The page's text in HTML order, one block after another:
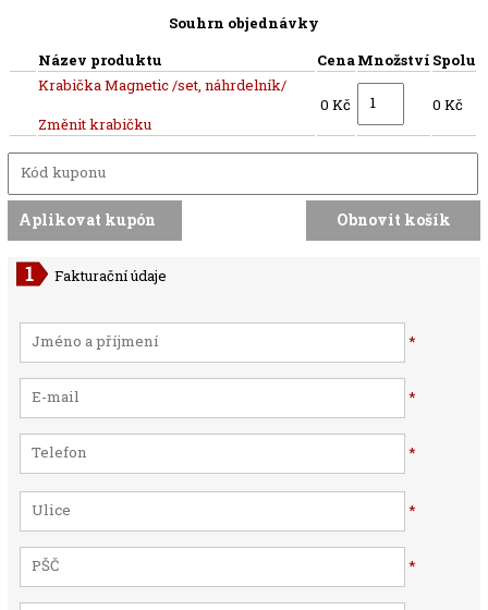
Souhrn objednávky
Název produktu
CenaMnožství Spolu
Krabička Magnetic /set, náhrdelník/
Změnit krabičku
0 Kč 0 Kč
Fakturační údaje
*
*
*
*
*